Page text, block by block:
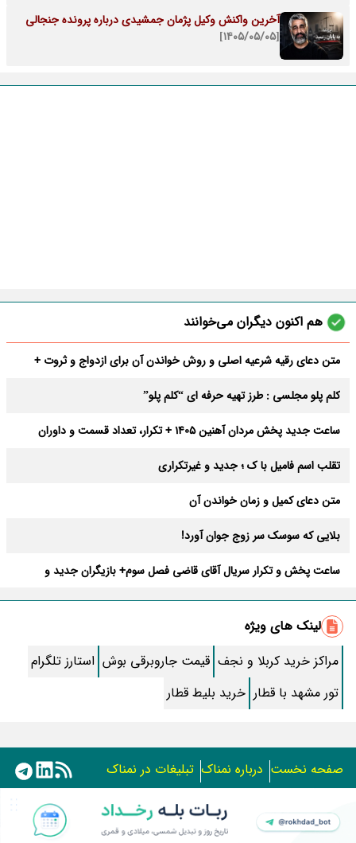
آخرین واکنش وکیل پژمان جمشیدی درباره پرونده جنجالی
[۱۴۰۵/۰۵/۰۵]
هم اکنون دیگران می‌خوانند
متن دعای رقیه شرعیه اصلی و روش خواندن آن برای ازدواج و ثروت +
کلم پلو مجلسی : طرز تهیه حرفه ای “کلم پلو”
ساعت جدید پخش مردان آهنین 1405 + تکرار، تعداد قسمت و داوران
تقلب اسم فامیل با ک ؛ جدید و غیرتکراری
متن دعای کمیل و زمان خواندن آن
بلایی که سوسک سر زوج جوان آورد!
ساعت پخش و تکرار سریال آقای قاضی فصل سوم+ بازیگران جدید و
طرز تهیه سالاد ماکارونی خانگی خوشمزه و لذیذ + آموزش تصویری
طرز تهیه پاستا با سس آلفردو و مرغ فوری + آموزش تصویری پنه
جواب کامل اسم فامیل با “س”
ماه قرمز نشانه آخر دنیا در آسمان ظاهر شد !
جملات زیبا برای بهترین پدر دنیا
معجزات سوره توحید در برآورده شدن سریع حاجت
سریال نگین ارباب از چه شبکه ای پخش میشود؟ + تکرار و بازیگران
لینک های ویژه
مراکز خرید کربلا و نجف قیمت جاروبرقی بوش استارز تلگرام
تور مشهد با قطار خرید بلیط قطار
صفحه نخست درباره نمناک تبلیغات در نمناک
استفاده از مطالب اختصاصی سایت نمناک در سایر رسانه ها فقط
با کسب مجوز امکان پذیر است.